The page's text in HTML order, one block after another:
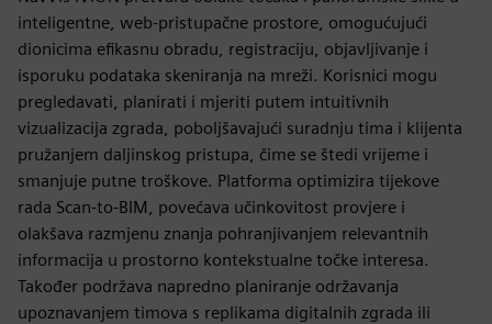
inteligentne, web-pristupačne prostore, omogućujući
dionicima efikasnu obradu, registraciju, objavljivanje i
isporuku podataka skeniranja na mreži. Korisnici mogu
pregledavati, planirati i mjeriti putem intuitivnih
vizualizacija zgrada, poboljšavajući suradnju tima i klijenta
pružanjem daljinskog pristupa, čime se štedi vrijeme i
smanjuje putne troškove. Platforma optimizira tijekove
rada Scan-to-BIM, povećava učinkovitost provjere i
olakšava razmjenu znanja pohranjivanjem relevantnih
informacija u prostorno kontekstualne točke interesa.
Također podržava napredno planiranje održavanja
upoznavanjem timova s replikama digitalnih zgrada ili